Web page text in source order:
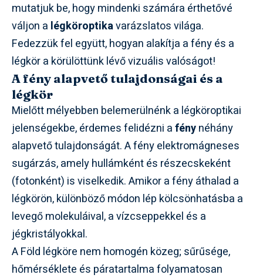
mutatjuk be, hogy mindenki számára érthetővé
váljon a légköroptikavarázslatos világa.
Fedezzük fel együtt, hogyan alakítja a fény és a
légkör a körülöttünk lévő vizuális valóságot!
A fény alapvető tulajdonságai és a
légkör
Mielőtt mélyebben belemerülnénk a légköroptikai
jelenségekbe, érdemes felidézni afénynéhány
alapvető tulajdonságát. A fény elektromágneses
sugárzás, amely hullámként és részecskeként
(fotonként) is viselkedik. Amikor a fény áthalad a
légkörön, különböző módon lép kölcsönhatásba a
levegő molekuláival, a vízcseppekkel és a
jégkristályokkal.
A Föld légköre nem homogén közeg; sűrűsége,
hőmérséklete és páratartalma folyamatosan